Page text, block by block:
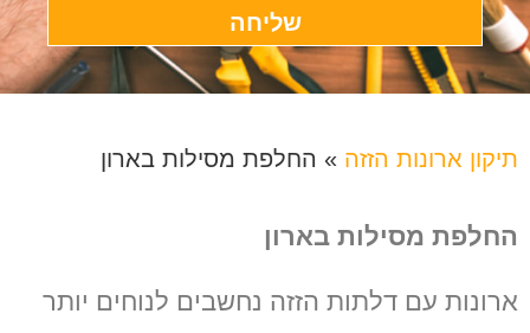
שליחה
תיקון ארונות הזזה » החלפת מסילות בארון
החלפת מסילות בארון
ארונות עם דלתות הזזה נחשבים לנוחים יותר